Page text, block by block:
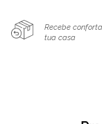
Recebe
tua casa